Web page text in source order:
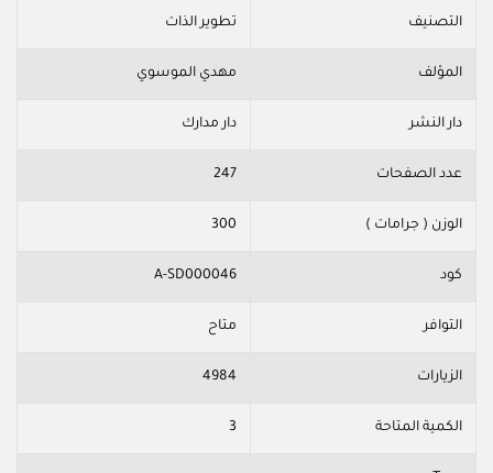
التصنيف تطوير الذات
المؤلف مهدي الموسوي
دار النشر دار مدارك
عدد الصفحات 247
الوزن ( جرامات ) 300
كود A-SD000046
التوافر متاح
الزيارات 4984
الكمية المتاحة 3